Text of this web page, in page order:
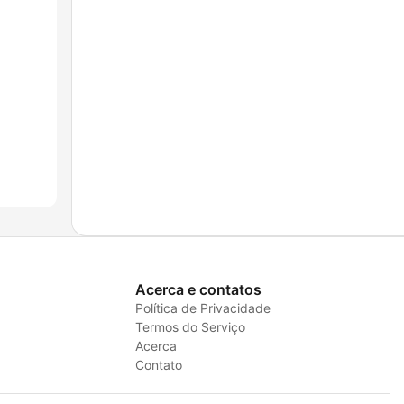
Acerca e contatos
Política de Privacidade
Termos do Serviço
Acerca
Contato